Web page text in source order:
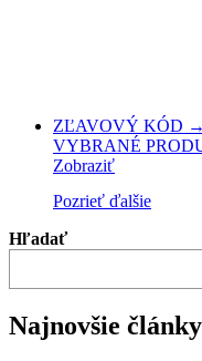
ZĽAVOVÝ KÓD
VYBRANÉ
Zobraziť
Pozrieť ďalšie
Hľadať
Najnovšie články